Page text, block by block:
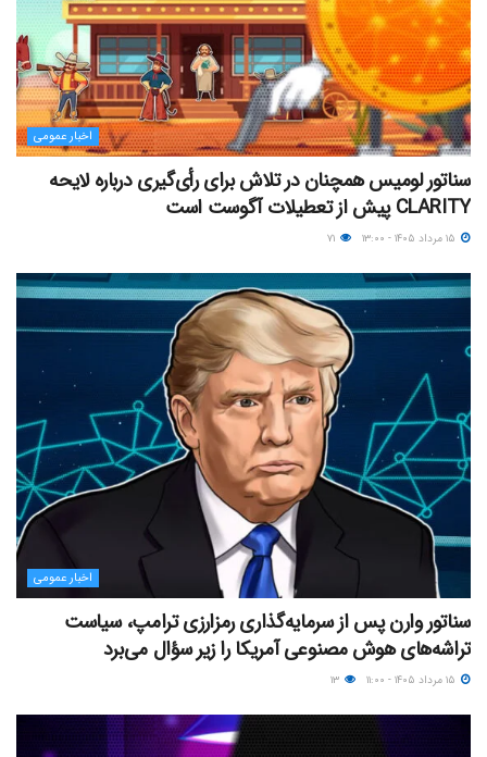
اخبار عمومی
سناتور لومیس همچنان در تلاش برای رأی‌گیری درباره لایحه
CLARITY پیش از تعطیلات آگوست است
اخبار عمومی
سناتور وارن پس از سرمایه‌گذاری رمزارزی ترامپ، سیاست
تراشه‌های هوش مصنوعی آمریکا را زیر سؤال می‌برد